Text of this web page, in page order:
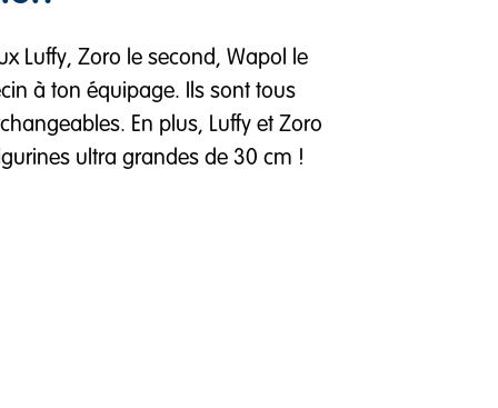
Luffy, Zoro le second, Wapol le
à ton équipage. Ils sont tous
En plus, Luffy et Zoro
ultra grandes de 30 cm !